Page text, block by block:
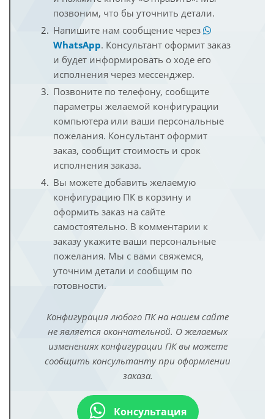
позвоним, что бы уточнить детали.
Напишите нам сообщение через
WhatsApp. Консультант оформит заказ
и будет информировать о ходе его
исполнения через мессенджер.
Позвоните по телефону, сообщите
параметры желаемой конфигурации
компьютера или ваши персональные
пожелания. Консультант оформит
заказ, сообщит стоимость и срок
исполнения заказа.
Вы можете добавить желаемую
конфигурацию ПК в корзину и
оформить заказ на сайте
самостоятельно. В комментарии к
заказу укажите ваши персональные
пожелания. Мы с вами свяжемся,
уточним детали и сообщим по
готовности.
Конфигурация любого ПК на нашем сайте
не является окончательной. О желаемых
изменениях конфигурации ПК вы можете
сообщить консультанту при оформлении
заказа.
Консультация